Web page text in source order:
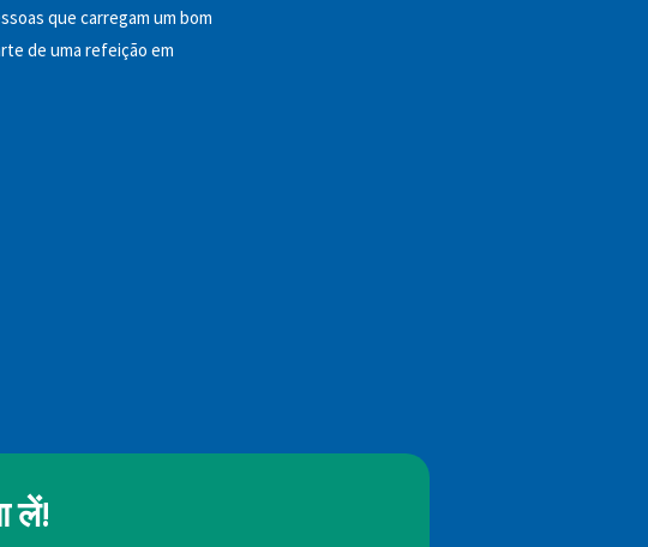
que carregam um bom
de uma refeição em
लें!